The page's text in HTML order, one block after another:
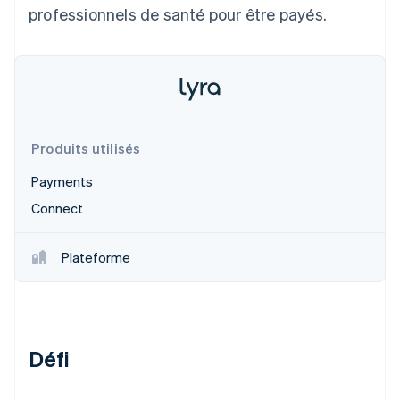
Radar
Atlas
Constitution de start-up
Identity
Stripe Sessions 2026
Découvrez comment Stripe construit l’infrastructure
Écosystème
Partenaires
Stripe App Marketplace
professionnels de santé pour être payés.
Produits utilisés
Payments
Connect
Plateforme
Défi